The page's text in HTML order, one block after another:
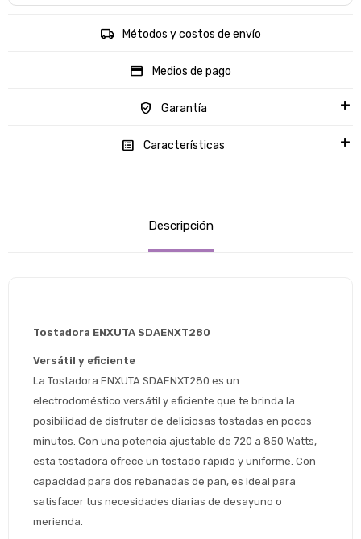
Métodos y costos de envío
Medios de pago
Garantía
Características
Descripción
Tostadora ENXUTA SDAENXT280
Versátil y eficiente
La Tostadora ENXUTA SDAENXT280 es un
electrodoméstico versátil y eficiente que te brinda la
posibilidad de disfrutar de deliciosas tostadas en pocos
minutos. Con una potencia ajustable de 720 a 850 Watts,
esta tostadora ofrece un tostado rápido y uniforme. Con
capacidad para dos rebanadas de pan, es ideal para
satisfacer tus necesidades diarias de desayuno o
merienda.